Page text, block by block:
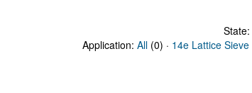
State:
Application: All (0) · 14e Lattice Sieve